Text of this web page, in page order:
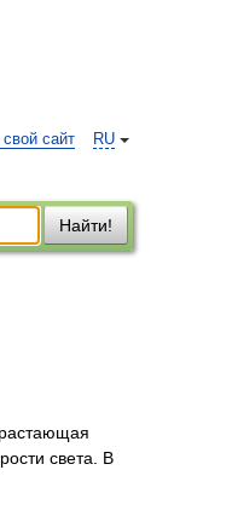
RU
сайт
Найти!
света. В